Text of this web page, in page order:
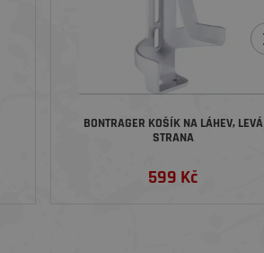
BONTRAGER KOŠÍK NA LÁHEV, LEVÁ
STRANA
599 Kč